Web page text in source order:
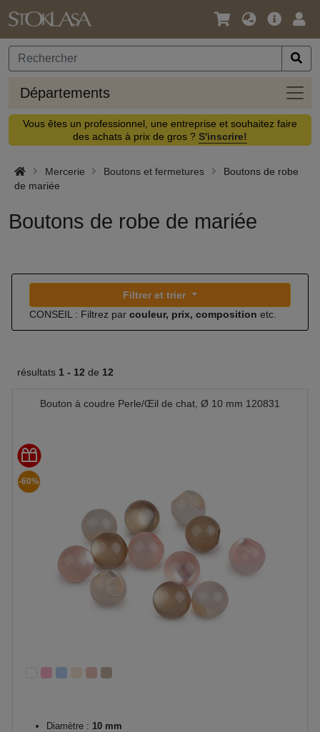
Langue
Devise
Offre
Départements
Vous êtes un professionnel, une entreprise et souhaitez faire
des achats à prix de gros ? S'inscrire!
Mercerie Boutons et fermetures
Boutons de robe
de mariée
Boutons de robe de mariée
Filtrer et trier
CONSEIL : Filtrez par couleur, prix, composition etc.
résultats 1 - 12 de 12
Bouton à coudre Perle/Œil de chat, Ø 10 mm 120831
-60%
Diamètre : 10 mm